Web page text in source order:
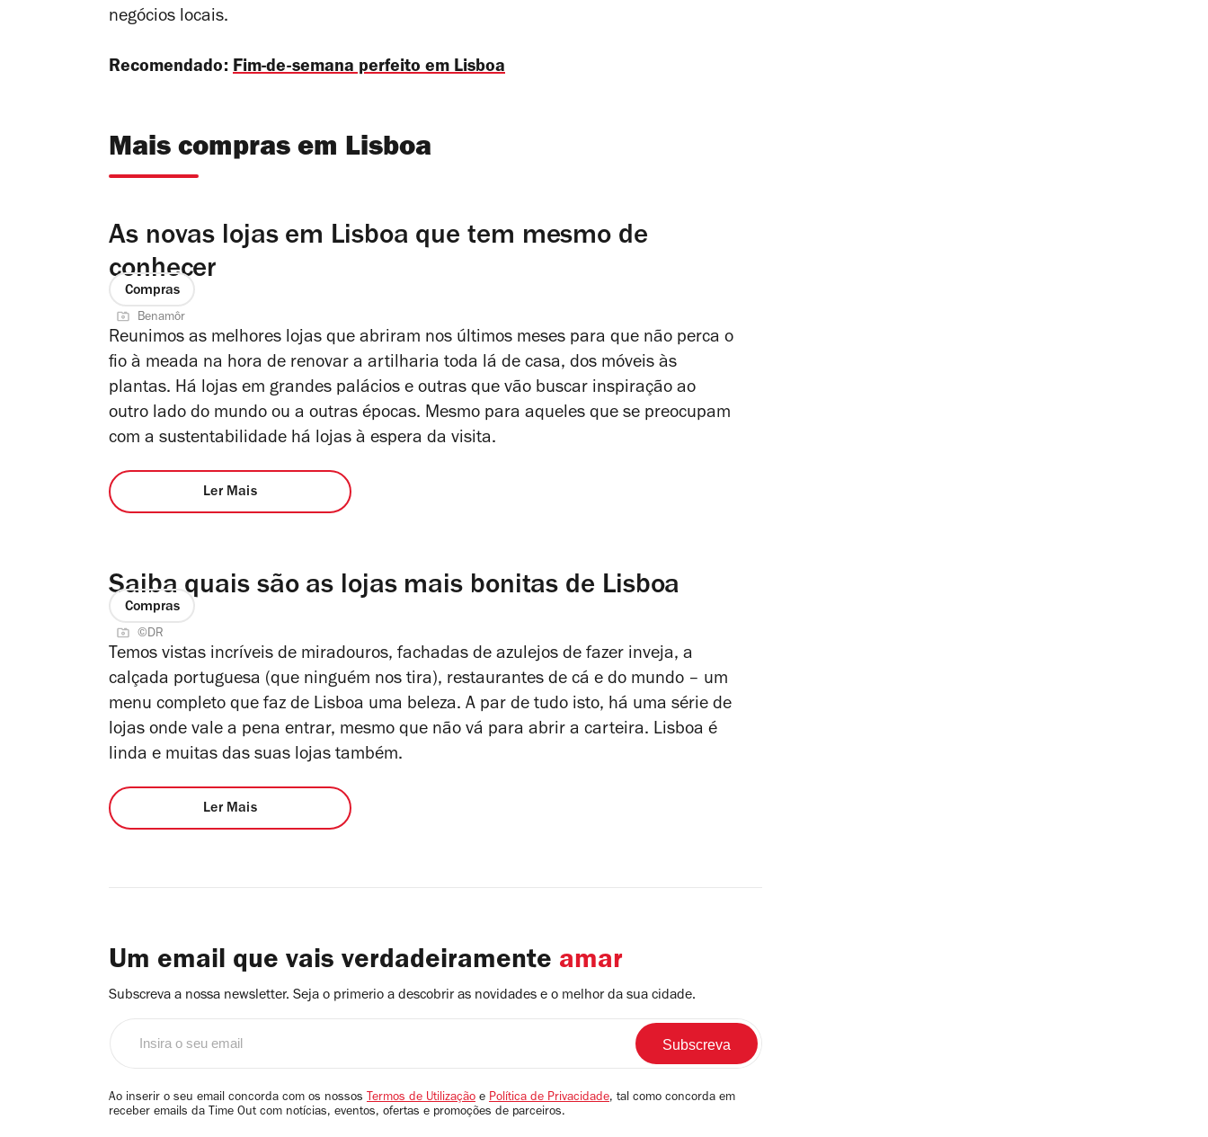
negócios locais.
Recomendado: Fim-de-semana perfeito em Lisboa
Mais compras em Lisboa
As novas lojas em Lisboa que tem mesmo de
conhecer
Compras
Benamôr
Reunimos as melhores lojas que abriram nos últimos meses para que não perca o
fio à meada na hora de renovar a artilharia toda lá de casa, dos móveis às
plantas. Há lojas em grandes palácios e outras que vão buscar inspiração ao
outro lado do mundo ou a outras épocas. Mesmo para aqueles que se preocupam
com a sustentabilidade há lojas à espera da visita.
Ler Mais
Saiba quais são as lojas mais bonitas de Lisboa
Compras
©DR
Temos vistas incríveis de miradouros, fachadas de azulejos de fazer inveja, a
calçada portuguesa (que ninguém nos tira), restaurantes de cá e do mundo – um
menu completo que faz de Lisboa uma beleza. A par de tudo isto, há uma série de
lojas onde vale a pena entrar, mesmo que não vá para abrir a carteira. Lisboa é
linda e muitas das suas lojas também.
Ler Mais
Um email que vais verdadeiramente amar
Subscreva a nossa newsletter. Seja o primerio a descobrir as novidades e o melhor da sua cidade.
email
Ao inserir o seu email concorda com os nossos Termos de Utilização e Política de Privacidade, tal como concorda em
receber emails da Time Out com notícias, eventos, ofertas e promoções de parceiros.